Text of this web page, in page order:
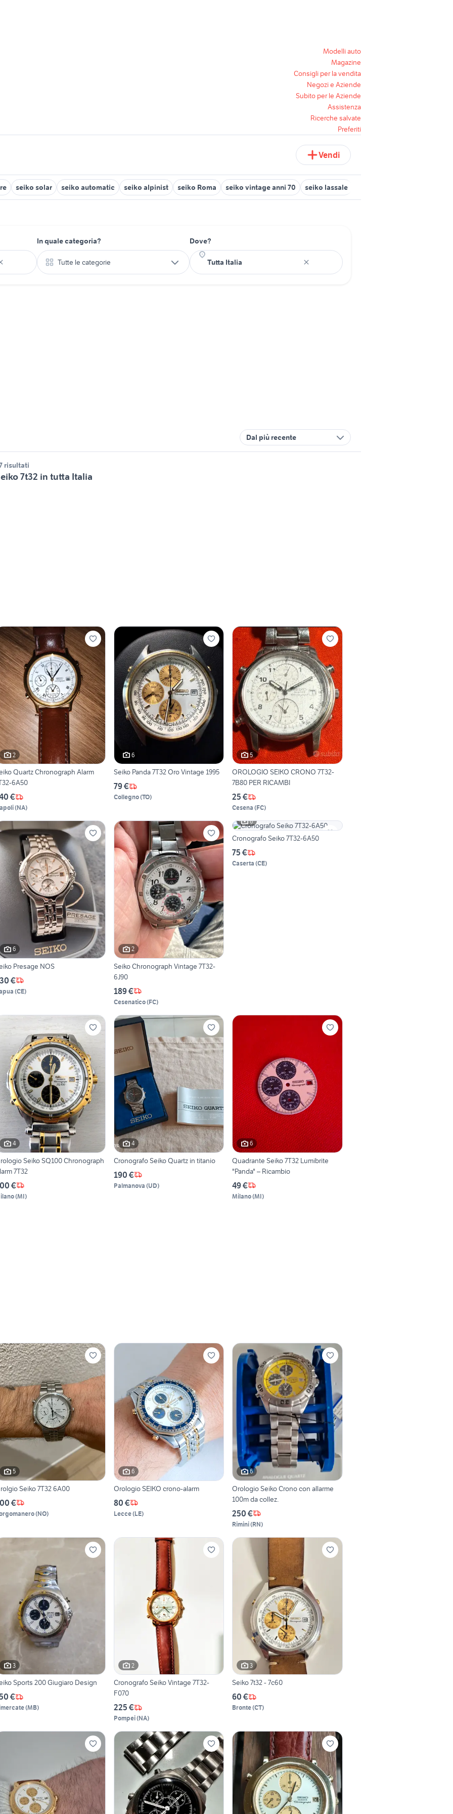
Modelli auto
Magazine
Consigli per la vendita
Negozi e Aziende
Subito per le Aziende
Assistenza
Ricerche salvate
Preferiti
Vendi
seiko solar seiko automatic seiko alpinist seiko Roma seiko vintage anni 70 seiko lassale
In quale categoria?
Tutte le categorie
Dove?
Dal più recente
risultati
7t32 in tutta Italia
2
Quartz Chronograph Alarm
6A50
€
(NA)
6
Seiko Panda 7T32 Oro Vintage 1995
79 €
Collegno(TO)
5
OROLOGIO SEIKO CRONO 7T32-
7B80 PER RICAMBI
25 €
Cesena (FC)
6
Presage NOS
€
(CE)
2
Seiko Chronograph Vintage 7T32-
6J90
189 €
Cesenatico(FC)
6
Cronografo Seiko 7T32-6A50
75 €
Caserta (CE)
4
Seiko SQ100 Chronograph
7T32
€
(MI)
4
Cronografo Seiko Quartz in titanio
190 €
Palmanova (UD)
6
Quadrante Seiko 7T32 Lumibrite
"Panda" – Ricambio
49 €
Milano(MI)
5
Seiko 7T32 6A00
€
(NO)
6
Orologio SEIKO crono-alarm
80 €
Lecce(LE)
6
Orologio Seiko Crono con allarme
100m da collez.
250 €
Rimini(RN)
3
Seiko Sports 200 Giugiaro Design
€
(MB)
2
Cronografo Seiko Vintage 7T32-
F070
225 €
Pompei(NA)
3
Seiko 7t32 - 7c60
60 €
Bronte(CT)